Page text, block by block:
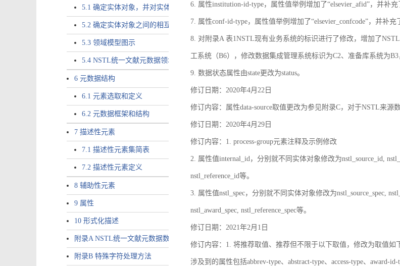
5.1 确定实体对象，并对实体对象命名
5.2 确定实体对象之间的相互关系，定义实体对象之间的关联和约束
5.3 领域模型图示
5.4 NSTL统一文献元数据领域模型的验证
6 元数据结构
6.1 元素选取和定义
6.2 元数据框架和结构
7 描述性元素
7.1 描述性元素集简表
7.2 描述性元素定义
8 辅助性元素
9 属性
10 形式化描述
附录A NSTL统一文献元数据数据唯一标识符规则
附录B 特殊字符处理方法
6. 属性institution-id-type，属性值举例增加了“elsevier_afid”，并补充
7. 属性conf-id-type，属性值举例增加了“elsevier_confcode”，并补充
8. 对附录A 表1NSTL现有业务系统的标识进行了修改，增加了
工系统（B6），修改数据集成管理系统标识为C2、准备库系统为
9. 数据状态属性由state更改为status。
修订日期：2020年4月22日
修订内容：属性data-source取值更改为参见附录C，对于NSTL来源
修订日期：2020年4月29日
修订内容：1. process-group元素注释及示例修改
2. 属性值internal_id，分别就不同实体对象修改为nstl_source_id,
nstl_reference_id等。
3. 属性值nstl_spec，分别就不同实体对象修改为nstl_source_spec,
nstl_award_spec, nstl_reference_spec等。
修订日期：2021年2月1日
修订内容：1. 将推荐取值、推荐但不限于以下取值，修改为取值如
涉及到的属性包括abbrev-type、abstract-type、access-type、award-id-